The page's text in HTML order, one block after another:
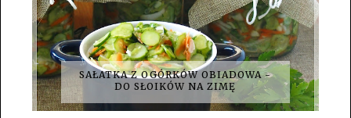
SAŁATKA Z OGÓRKÓW OBIADOWA -
DO SŁOIKÓW NA ZIMĘ